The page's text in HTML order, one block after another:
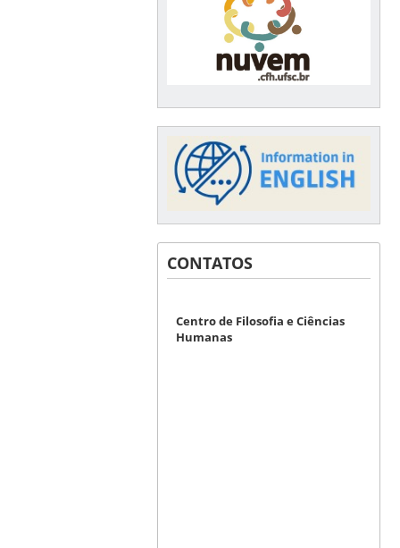
CONTATOS
Centro de Filosofia e Ciências
Humanas